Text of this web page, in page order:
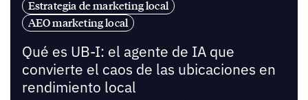
Estrategia de marketing local
AEO marketing local
Qué es UB-I: el agente de IA que
convierte el caos de las ubicaciones en
rendimiento local